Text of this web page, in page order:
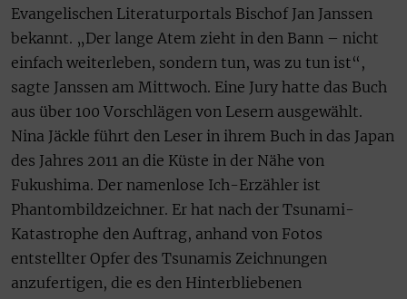
Evangelischen Literaturportals Bischof Jan Janssen
bekannt. „Der lange Atem zieht in den Bann – nicht
einfach weiterleben, sondern tun, was zu tun ist“,
sagte Janssen am Mittwoch. Eine Jury hatte das Buch
aus über 100 Vorschlägen von Lesern ausgewählt.
Nina Jäckle führt den Leser in ihrem Buch in das Japan
des Jahres 2011 an die Küste in der Nähe von
Fukushima. Der namenlose Ich-Erzähler ist
Phantombildzeichner. Er hat nach der Tsunami-
Katastrophe den Auftrag, anhand von Fotos
entstellter Opfer des Tsunamis Zeichnungen
anzufertigen, die es den Hinterbliebenen